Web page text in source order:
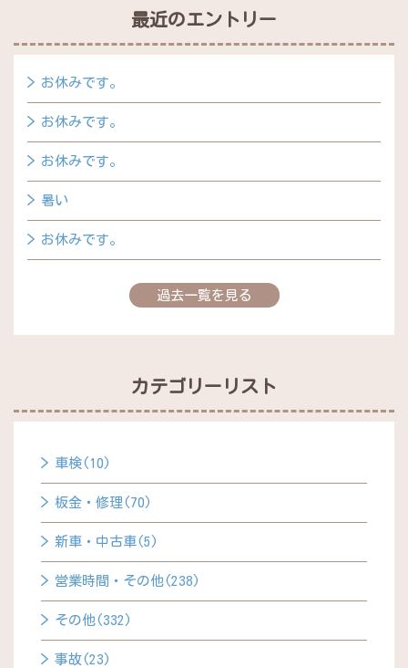
最近のエントリー
お休みです。
お休みです。
お休みです。
暑い
お休みです。
過去一覧を見る
カテゴリーリスト
車検(10)
板金・修理(70)
新車・中古車(5)
営業時間・その他(238)
その他(332)
事故(23)